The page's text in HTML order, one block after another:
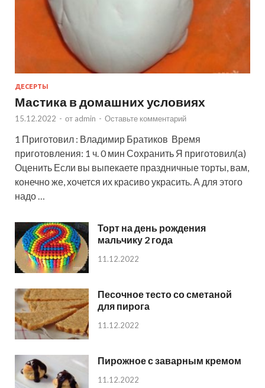
ДЕСЕРТЫ
Мастика в домашних условиях
15.12.2022 - от admin - Оставьте комментарий
1 Приготовил : Владимир Братиков Время
приготовления: 1 ч. 0 мин Сохранить Я приготовил(а)
Оценить Если вы выпекаете праздничные торты, вам,
конечно же, хочется их красиво украсить. А для этого
надо …
Торт на день рождения
мальчику 2 года
11.12.2022
Песочное тесто со сметаной
для пирога
11.12.2022
Пирожное с заварным кремом
11.12.2022